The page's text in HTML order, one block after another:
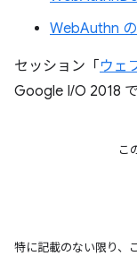
WebAuthn
セッション「 ウェ
Google I/O 2018
こ
特に記載のない限り、